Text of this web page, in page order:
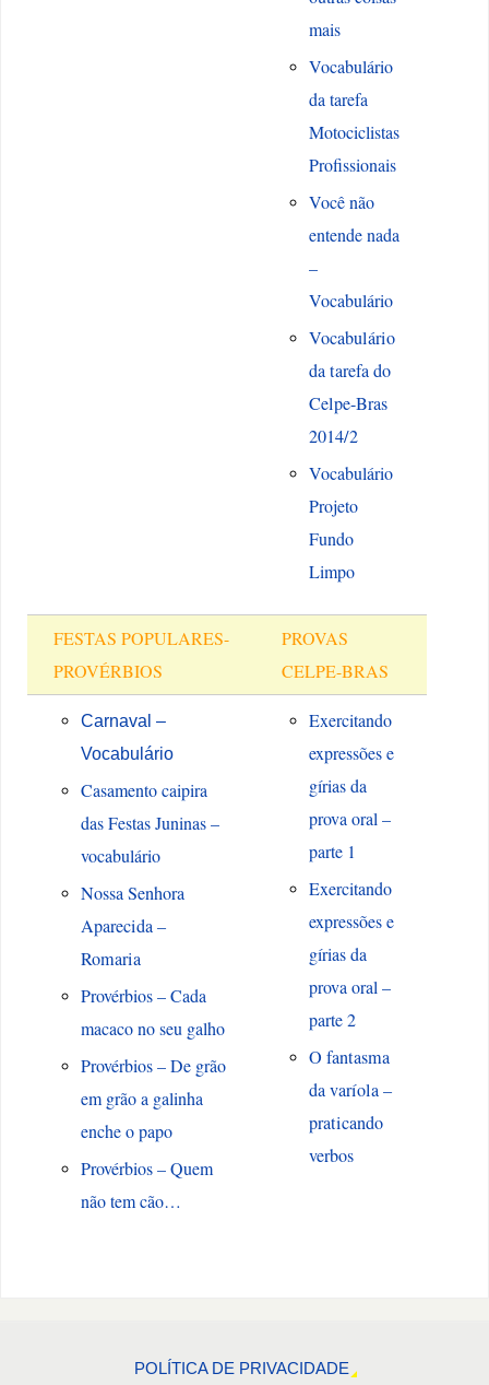
mais
Vocabulário
da tarefa
Motociclistas
Profissionais
Você não
entende nada
–
Vocabulário
Vocabulário
da tarefa do
Celpe-Bras
2014/2
Vocabulário
Projeto
Fundo
Limpo
FESTAS POPULARES-
PROVÉRBIOS
PROVAS
CELPE-BRAS
Carnaval –
Vocabulário
Casamento caipira
das Festas Juninas –
vocabulário
Nossa Senhora
Aparecida –
Romaria
Provérbios – Cada
macaco no seu galho
Provérbios – De grão
em grão a galinha
enche o papo
Provérbios – Quem
não tem cão…
Exercitando
expressões e
gírias da
prova oral –
parte 1
Exercitando
expressões e
gírias da
prova oral –
parte 2
O fantasma
da varíola –
praticando
verbos
POLÍTICA DE PRIVACIDADE